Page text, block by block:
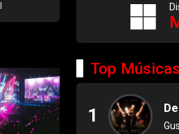
Top Músicas
1